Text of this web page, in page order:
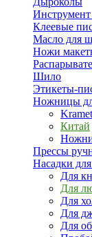
Клеевые
Масло для
Ножи
Шило
Этикеты-
Ножницы
Китай
Прессы
Насадки
Для
Для
Для
Для
Для